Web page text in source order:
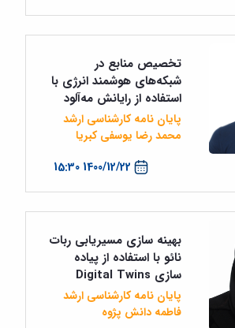
1400/12/22 15:30
تخصیص منابع در
شبکه‌های هوشمند انرژی با
استفاده از رایانش مه‌آلود
پایان نامه کارشناسی ارشد
محمد رضا یوسفی کبریا
بهینه سازی مسیریابی ربات
نائو با استفاده از پیاده
سازی Digital Twins
پایان نامه کارشناسی ارشد
فاطمه دانش پژوه